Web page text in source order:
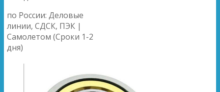
по России: Деловые
линии, СДСК, ПЭК |
Самолетом (Сроки 1-2
дня)